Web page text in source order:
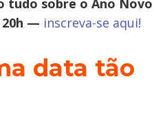
tudo sobre o Ano Novo
20h — inscreva-se aqui!
data tão